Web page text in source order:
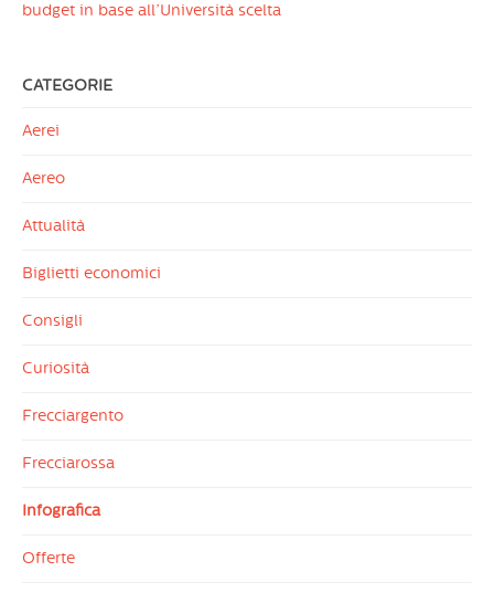
budget in base all’Università scelta
CATEGORIE
Aerei
Aereo
Attualità
Biglietti economici
Consigli
Curiosità
Frecciargento
Frecciarossa
Infografica
Offerte